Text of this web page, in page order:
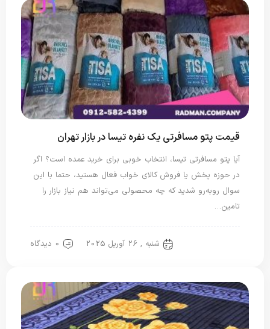
قیمت پتو مسافرتی یک نفره تیسا در بازار تهران
آیا پتو مسافرتی تیسا، انتخاب خوبی برای خرید عمده است؟ اگر
در حوزه پخش یا فروش کالای خواب فعال هستید، حتما با این
سوال روبه‌رو شدید که چه محصولی می‌تواند هم نیاز بازار را
تامین…
شنبه , 26 آوریل 2025 0 دیدگاه